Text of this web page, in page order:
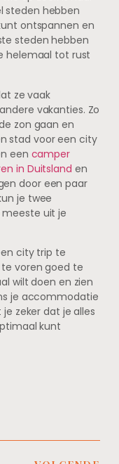
steden hebben
ontspannen en
steden hebben
helemaal tot rust
ze vaak
vakanties. Zo
zon gaan en
stad voor een city
een camper
in Duitsland en
door een paar
je twee
uit je
city trip te
voren goed te
wilt doen en zien
je accommodatie
zeker dat je alles
kunt